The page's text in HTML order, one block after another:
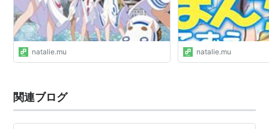
ISBN:4861271401画集“Stella”
ISBN:4861272971画集“Cielo”
ISBN:486127642X
『あまんちゅ！』(1)
ISBN:4861276969『あまんちゅ！』(2)
リスト::漫画家
natalie.mu natalie.mu
関連ブログ